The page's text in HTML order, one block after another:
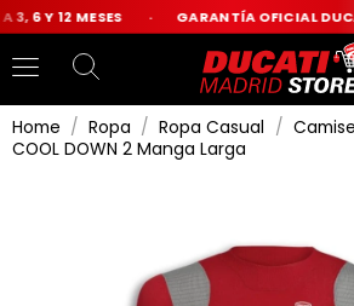
6 Y 12 MESES GARANTÍA OFICIAL
Home Ropa Ropa Casual
COOL DOWN 2 Manga Larga